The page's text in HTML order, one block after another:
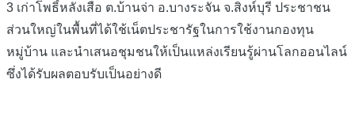
3 เก่าโพธิ์หลังเสือ ต.บ้านจ่า อ.บางระจัน จ.สิงห์บุรี ประชาชน
ส่วนใหญ่ในพื้นที่ได้ใช้เน็ตประชารัฐในการใช้งานกองทุน
หมู่บ้าน และนำเสนอชุมชนให้เป็นแหล่งเรียนรู้ผ่านโลกออนไลน์
ซึ่งได้รับผลตอบรับเป็นอย่างดี